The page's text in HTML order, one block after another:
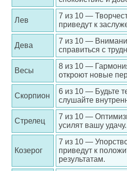
Лев
7 из 10 —
приведут к
Дева
7 из 10 —
справиться с
Весы
8 из 10 —
откроют новые
Скорпион
6 из 10 — Будьте
слушайте
Стрелец
7 из 10 —
усилят вашу удачу.
Козерог
7 из 10 —
приведут к
результатам.